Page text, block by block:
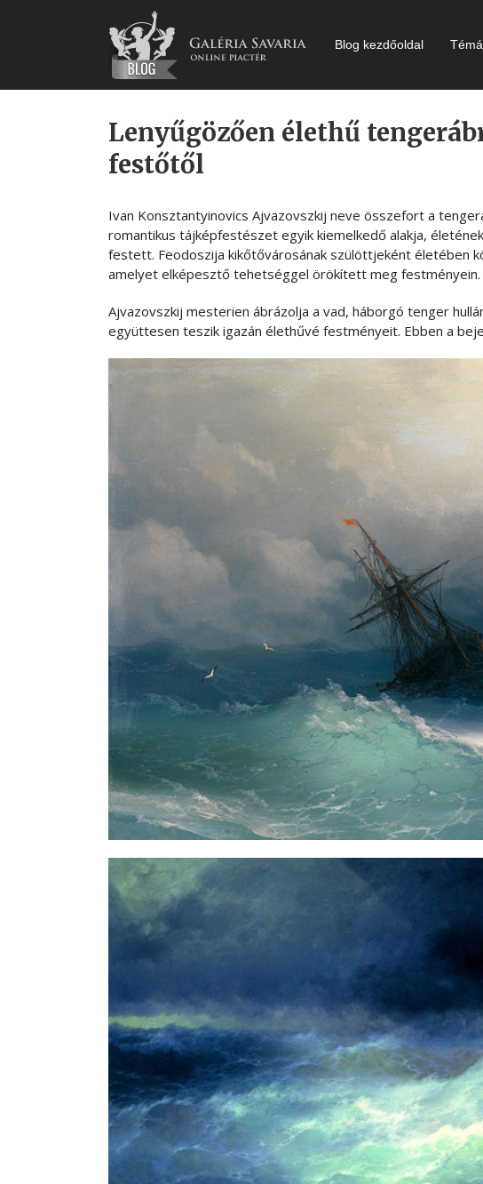
Blog kezdőoldal
Lenyűgözően élethű
festőtől
Ivan Konsztantyinovics Ajvazovszkij neve összefort a
romantikus tájképfestészet egyik kiemelkedő alakja,
festett. Feodoszija kikőtővárosának szülöttjeként életében
amelyet elképesztő tehetséggel örökített meg festményein.
Ajvazovszkij mesterien ábrázolja a vad, háborgó tenger
együttesen teszik igazán élethűvé festményeit. Ebben a